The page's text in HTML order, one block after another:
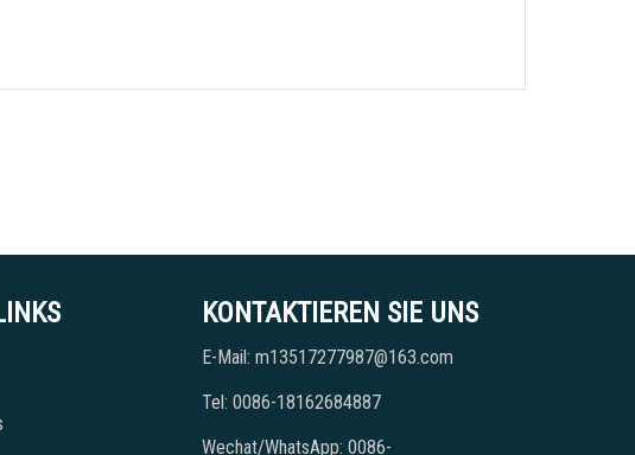
KONTAKTIEREN SIE UNS
E-Mail: m13517277987@163.com
Tel: 0086-18162684887
Wechat/WhatsApp: 0086-